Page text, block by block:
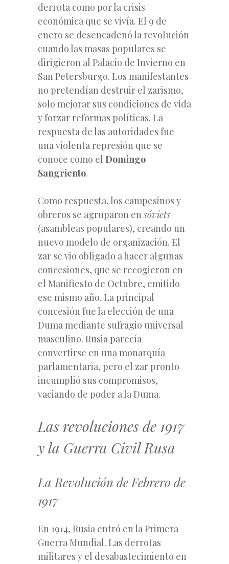
derrota como por la crisis
económica que se vivía. El 9 de
enero se desencadenó la revolución
cuando las masas populares se
dirigieron al Palacio de Invierno en
San Petersburgo. Los manifestantes
no pretendían destruir el zarismo,
solo mejorar sus condiciones de vida
y forzar reformas políticas. La
respuesta de las autoridades fue
una violenta represión que se
conoce como el Domingo
Sangriento.
Como respuesta, los campesinos y
obreros se agruparon ensóviets
(asambleas populares), creando un
nuevo modelo de organización. El
zar se vio obligado a hacer algunas
concesiones, que se recogieron en
el Manifiesto de Octubre, emitido
ese mismo año. La principal
concesión fue la elección de una
Duma mediante sufragio universal
masculino. Rusia parecía
convertirse en una monarquía
parlamentaria, pero el zar pronto
incumplió sus compromisos,
vaciando de poder a la Duma.
Las revoluciones de 1917
y la Guerra Civil Rusa
La Revolución de Febrero de
1917
En 1914, Rusia entró en la Primera
Guerra Mundial. Las derrotas
militares y el desabastecimiento en